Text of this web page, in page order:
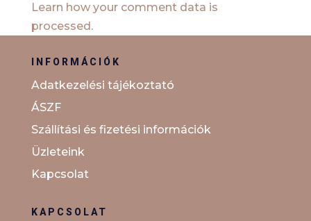
Learn how your comment data is
processed.
INFORMÁCIÓK
Adatkezelési tájékoztató
ÁSZF
Szállítási és fizetési információk
Üzleteink
Kapcsolat
KAPCSOLAT